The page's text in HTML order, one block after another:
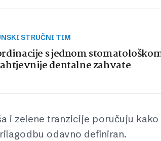
STRUČNI TIM
s jednom
dentalne zahvate
i zelene tranzicije poručuju
odavno definiran.